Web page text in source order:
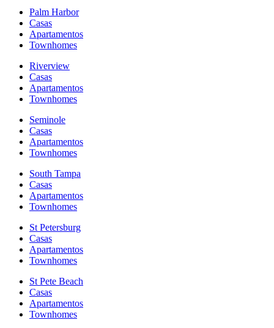
Palm Harbor
Casas
Apartamentos
Townhomes
Riverview
Casas
Apartamentos
Townhomes
Seminole
Casas
Apartamentos
Townhomes
South Tampa
Casas
Apartamentos
Townhomes
St Petersburg
Casas
Apartamentos
Townhomes
St Pete Beach
Casas
Apartamentos
Townhomes